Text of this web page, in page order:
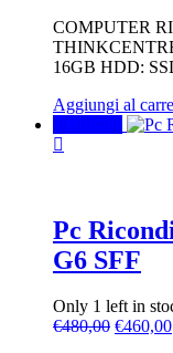
COMPUTER
16GB HDD:
Aggiungi al
Pc
G6 SFF
Only 1 left in
€480,00 Il
€460,00Il